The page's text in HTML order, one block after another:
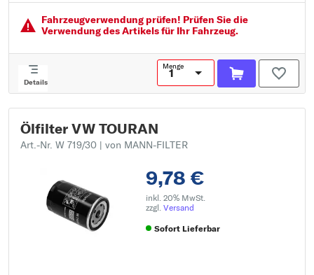
Fahrzeugver­wendung prüfen! Prüfen Sie die
Verwendung des Artikels für Ihr Fahrzeug.
Details
Menge
Ölfilter VW TOURAN
Art.-Nr. W 719/30 | von MANN-FILTER
9,78 €
inkl. 20% MwSt.
zzgl. Versand
Sofort Lieferbar